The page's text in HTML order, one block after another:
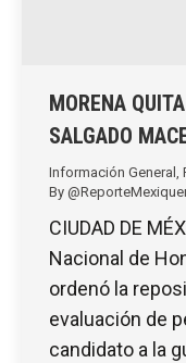
MORENA
SALGADO
Información General ,
By
CIUDAD DE
Nacional de
ordenó la
evaluación de
candidato a la